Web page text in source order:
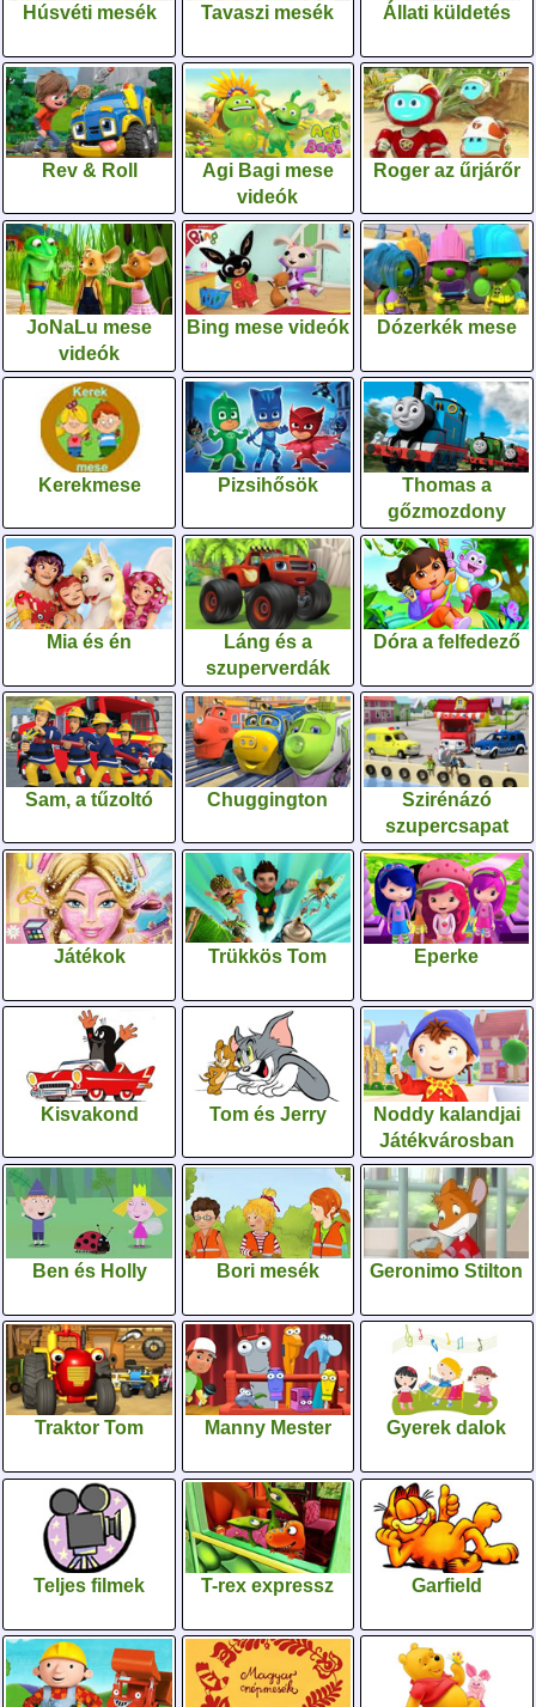
Húsvéti mesék Tavaszi mesék Állati küldetés
Rev & Roll
Agi Bagi mese
videók
Roger az űrjárőr
JoNaLu mese
videók
Bing mese videók Dózerkék mese
Kerekmese Pizsihősök
Thomas a
gőzmozdony
Mia és én
Láng és a
szuperverdák
Dóra a felfedező
Sam, a tűzoltó Chuggington
Szirénázó
szupercsapat
Játékok Trükkös Tom Eperke
Kisvakond Tom és Jerry
Noddy kalandjai
Játékvárosban
Ben és Holly Bori mesék Geronimo Stilton
Traktor Tom Manny Mester Gyerek dalok
Teljes filmek T-rex expressz Garfield